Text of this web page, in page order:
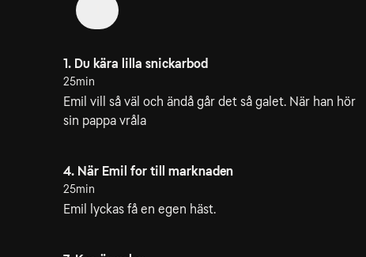
1. Du kära lilla snickarbod
25min
Emil vill så väl och ändå går det så galet. När han hör
sin pappa vråla
4. När Emil for till marknaden
25min
Emil lyckas få en egen häst.